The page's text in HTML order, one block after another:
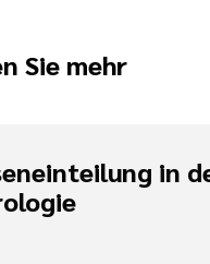
Sie mehr
in